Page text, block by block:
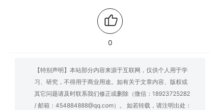
0
【特别声明】本站部分内容来源于互联网，仅供个人用于学
习、研究，不得用于商业用途。如有关于文章内容、版权或
其它问题请及时联系我们修正或删除（微信：18923725282
/ 邮箱：454884888@qq.com）。 如若转载，请注明出处：